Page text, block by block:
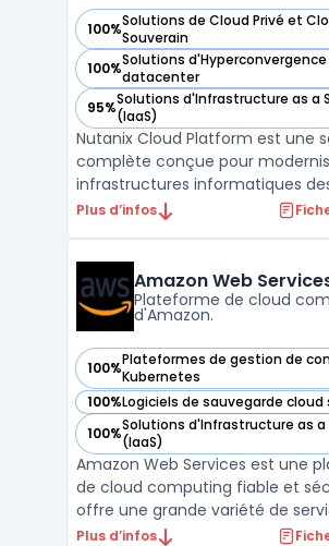
100%Solutions de Cloud Privé et
Souverain
— voir Nutanix Cloud Platform dans
100%Solutions
datacenter
— voir Nutanix Cloud Platform dans
95%Solutions d'Infrastructure as a
(IaaS)
— voir Nutanix Cloud Platform dans
Nutanix Cloud Platform est une
complète conçue pour
infrastructures informatiques
entreprises en intégrant des
unifiée. La plateforme prend en
environnements multicloud ...
Plus d’infos
Amazon Web
Plateforme de cloud
d'Amazon.
100%Plateformes de gestion de
Kubernetes
— voir Amazon Web Services dans
100%Logiciels de sauvegarde cloud
— voir Amazon Web Services dans
100%Solutions d'Infrastructure as a
(IaaS)
— voir Amazon Web Services dans
Amazon Web Services est une
de cloud computing fiable et
offre une grande variété de
d'outils pour aider les entreprises
Plus d’infos